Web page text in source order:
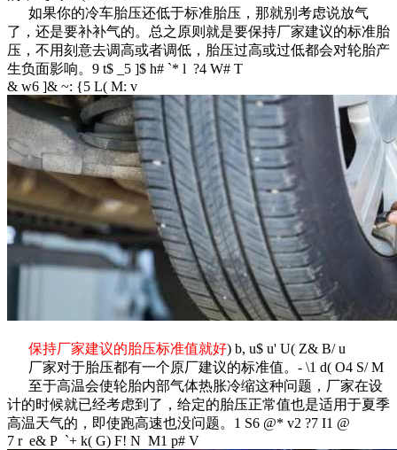
如果你的冷车胎压还低于标准胎压，那就别考虑说放气
了，还是要补补气的。总之原则就是要保持厂家建议的标准胎
压，不用刻意去调高或者调低，胎压过高或过低都会对轮胎产
生负面影响。 9 t$ _5 ]$ h# `* l ?4 W# T
& w6 ]& ~: {5 L( M: v
保持厂家建议的胎压标准值就好) b, u$ u' U( Z& B/ u
厂家对于胎压都有一个原厂建议的标准值。 - \1 d( O4 S/ M
至于高温会使轮胎内部气体热胀冷缩这种问题，厂家在设
计的时候就已经考虑到了，给定的胎压正常值也是适用于夏季
高温天气的，即使跑高速也没问题。 1 S6 @* v2 ?7 I1 @
7 r e& P `+ k( G) F! N M1 p# V